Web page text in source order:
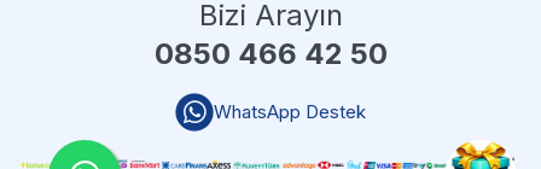
Bizi Arayın
0850 466 42 50
WhatsApp Destek